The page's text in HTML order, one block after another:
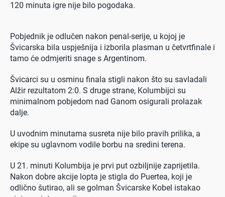
120 minuta igre nije bilo pogodaka.
Pobjednik je odlučen nakon penal-serije, u kojoj je
Švicarska bila uspješnija i izborila plasman u četvrtfinale i
tamo će odmjeriti snage s Argentinom.
Švicarci su u osminu finala stigli nakon što su savladali
Alžir rezultatom 2:0. S druge strane, Kolumbijci su
minimalnom pobjedom nad Ganom osigurali prolazak
dalje.
U uvodnim minutama susreta nije bilo pravih prilika, a
ekipe su uglavnom vodile borbu na sredini terena.
U 21. minuti Kolumbija je prvi put ozbiljnije zaprijetila.
Nakon dobre akcije lopta je stigla do Puertea, koji je
odlično šutirao, ali se golman Švicarske Kobel istakao